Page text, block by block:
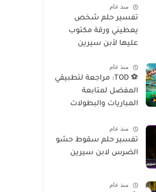
منذ عام
تفسير حلم شخص
يعطيني ورقة مكتوب
عليها لأبن سيرين
منذ عام
⚽ TOD: مراجعة لتطبيقي
المفضل لمتابعة
المباريات والبطولات
منذ عام
تفسير حلم سقوط حشو
الضرس لابن سيرين
منذ عام